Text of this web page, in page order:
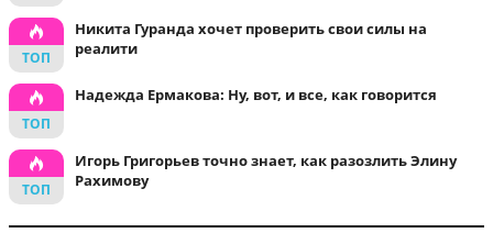
Никита Гуранда хочет проверить свои силы на
реалити
Надежда Ермакова: Ну, вот, и все, как говорится
Игорь Григорьев точно знает, как разозлить Элину
Рахимову